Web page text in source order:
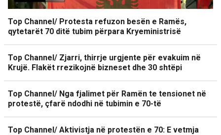
Top Channel/ Protesta refuzon besën e Ramës,
qytetarët 70 ditë tubim përpara Kryeministrisë
Top Channel/ Zjarri, thirrje urgjente për evakuim në
Krujë. Flakët rrezikojnë bizneset dhe 30 shtëpi
Top Channel/ Nga fjalimet për Ramën te tensionet në
protestë, çfarë ndodhi në tubimin e 70-të
Top Channel/ Aktivistja në protestën e 70: E vetmja